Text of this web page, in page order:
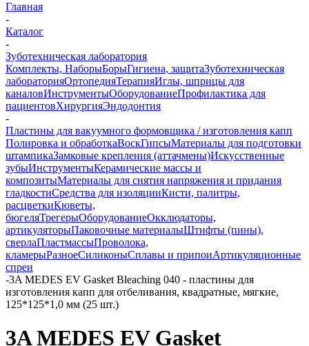
Главная
-
Каталог
-
Зуботехническая лаборатория
Комплекты, НаборыБорыГигиена, защитаЗуботехническая
лабораторияОртопедияТерапияИглы, шприцы для
каналовИнструментыОборудованиеПрофилактика для
пациентовХирургияЭндодонтия
-
Пластины для вакуумного формовщика / изготовления капп
Полировка и обработкаВоскГипсыМатериалы для подготовки
штампикаЗамковые крепления (аттачмены)Искусственные
зубыИнструментыКерамические массы и
композитыМатериалы для снятия напряжения и придания
гладкостиСредства для изоляцииКисти, палитры,
расцветкиКюветы,
бюгеляТрегерыОборудованиеОкклюдаторы,
артикуляторыПаковочные материалыШтифты (пины),
сверлаПластмассыПроволока,
кламерыРазноеСиликоныСплавы и припоиАртикуляционные
спреи
-3A MEDES EV Gasket Bleaching 040 - пластины для
изготовления капп для отбеливания, квадратные, мягкие,
125*125*1,0 мм (25 шт.)
3A MEDES EV Gasket